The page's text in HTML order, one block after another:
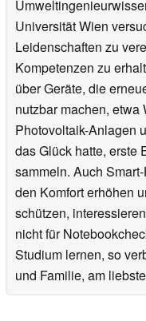
Universität Wien
Leidenschaften zu
Kompetenzen zu
über Geräte, die
nutzbar machen, etwa
Photovoltaik-Anlagen
das Glück hatte, erste
sammeln. Auch
den Komfort erhöhen
schützen,
nicht für
Studium lernen, so
und Familie, am